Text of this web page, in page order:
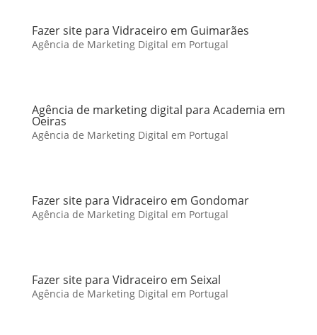
Fazer site para Vidraceiro em Guimarães
Agência de Marketing Digital em Portugal
Agência de marketing digital para Academia em
Oeiras
Agência de Marketing Digital em Portugal
Fazer site para Vidraceiro em Gondomar
Agência de Marketing Digital em Portugal
Fazer site para Vidraceiro em Seixal
Agência de Marketing Digital em Portugal